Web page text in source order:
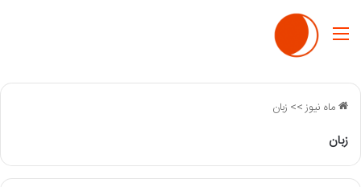
منو
ماه نیوز>> زبان
زبان